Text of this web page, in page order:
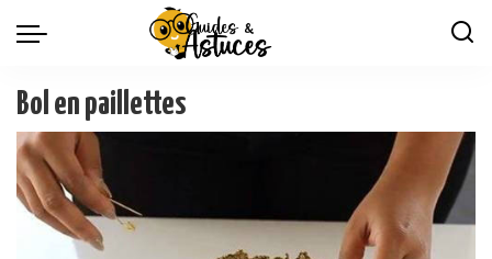
Bol en paillettes